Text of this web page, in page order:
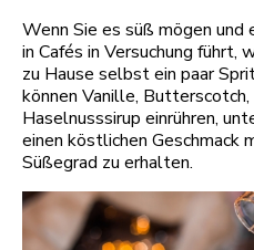
Wenn Sie es süß mögen
in Cafés in Versuchung führt,
zu Hause selbst ein paar
können Vanille,
Haselnusssirup einrühren,
einen köstlichen Geschmack
Süßegrad zu erhalten.